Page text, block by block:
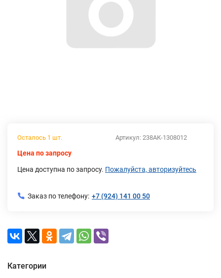
Артикул: 238АК-1308012
Осталось 1 шт.
Цена по запросу
Цена доступна по запросу. Пожалуйста, авторизуйтесь
Заказ по телефону: +7 (924) 141 00 50
Категории